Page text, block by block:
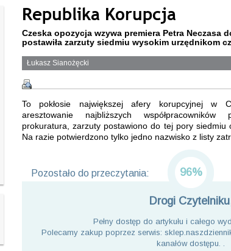
Republika Korupcja
Czeska opozycja wzywa premiera Petra Neczasa
postawiła zarzuty siedmiu wysokim urzędnikom
Łukasz Sianożęcki
To pokłosie największej afery korupcyjnej w
aresztowanie najbliższych współpracowników
prokuratura, zarzuty postawiono do tej pory siedmiu
Na razie potwierdzono tylko jedno nazwisko z listy
Pozostało do przeczytania: 96%
Drogi
Pełny dostęp do artykułu i całego
Polecamy zakup poprzez serwis:
kanałów dostępu. .